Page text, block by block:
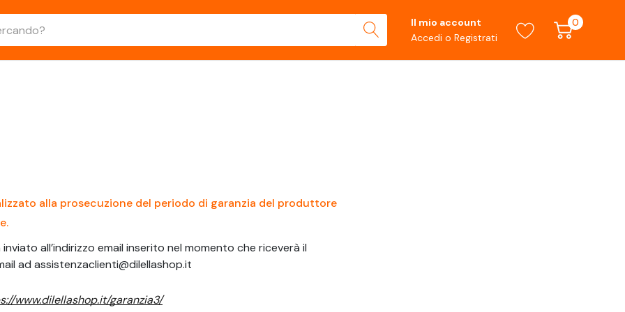
Il mio account
Accedi o Registrati
0
alla prosecuzione del periodo di garanzia del produttore
all’indirizzo email inserito nel momento che riceverà il
ad assistenzaclienti@dilellashop.it
www.dilellashop.it/garanzia3/